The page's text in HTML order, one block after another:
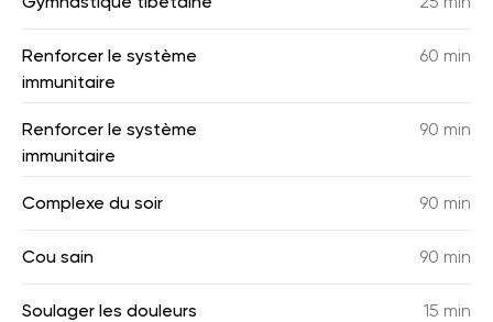
Renforcer le système
immunitaire
60 min
Renforcer le système
immunitaire
90 min
Complexe du soir 90 min
Cou sain 90 min
Soulager les douleurs
15 min